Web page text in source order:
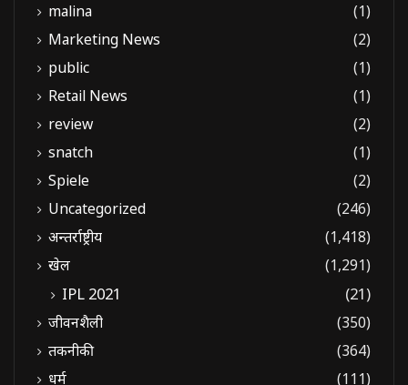
malina
(1)
Marketing News
(2)
public
(1)
Retail News
(1)
review
(2)
snatch
(1)
Spiele
(2)
Uncategorized
(246)
अन्तर्राष्ट्रीय
(1,418)
खेल
(1,291)
IPL 2021 (21)
जीवनशैली
(350)
तकनीकी
(364)
धर्म
(111)